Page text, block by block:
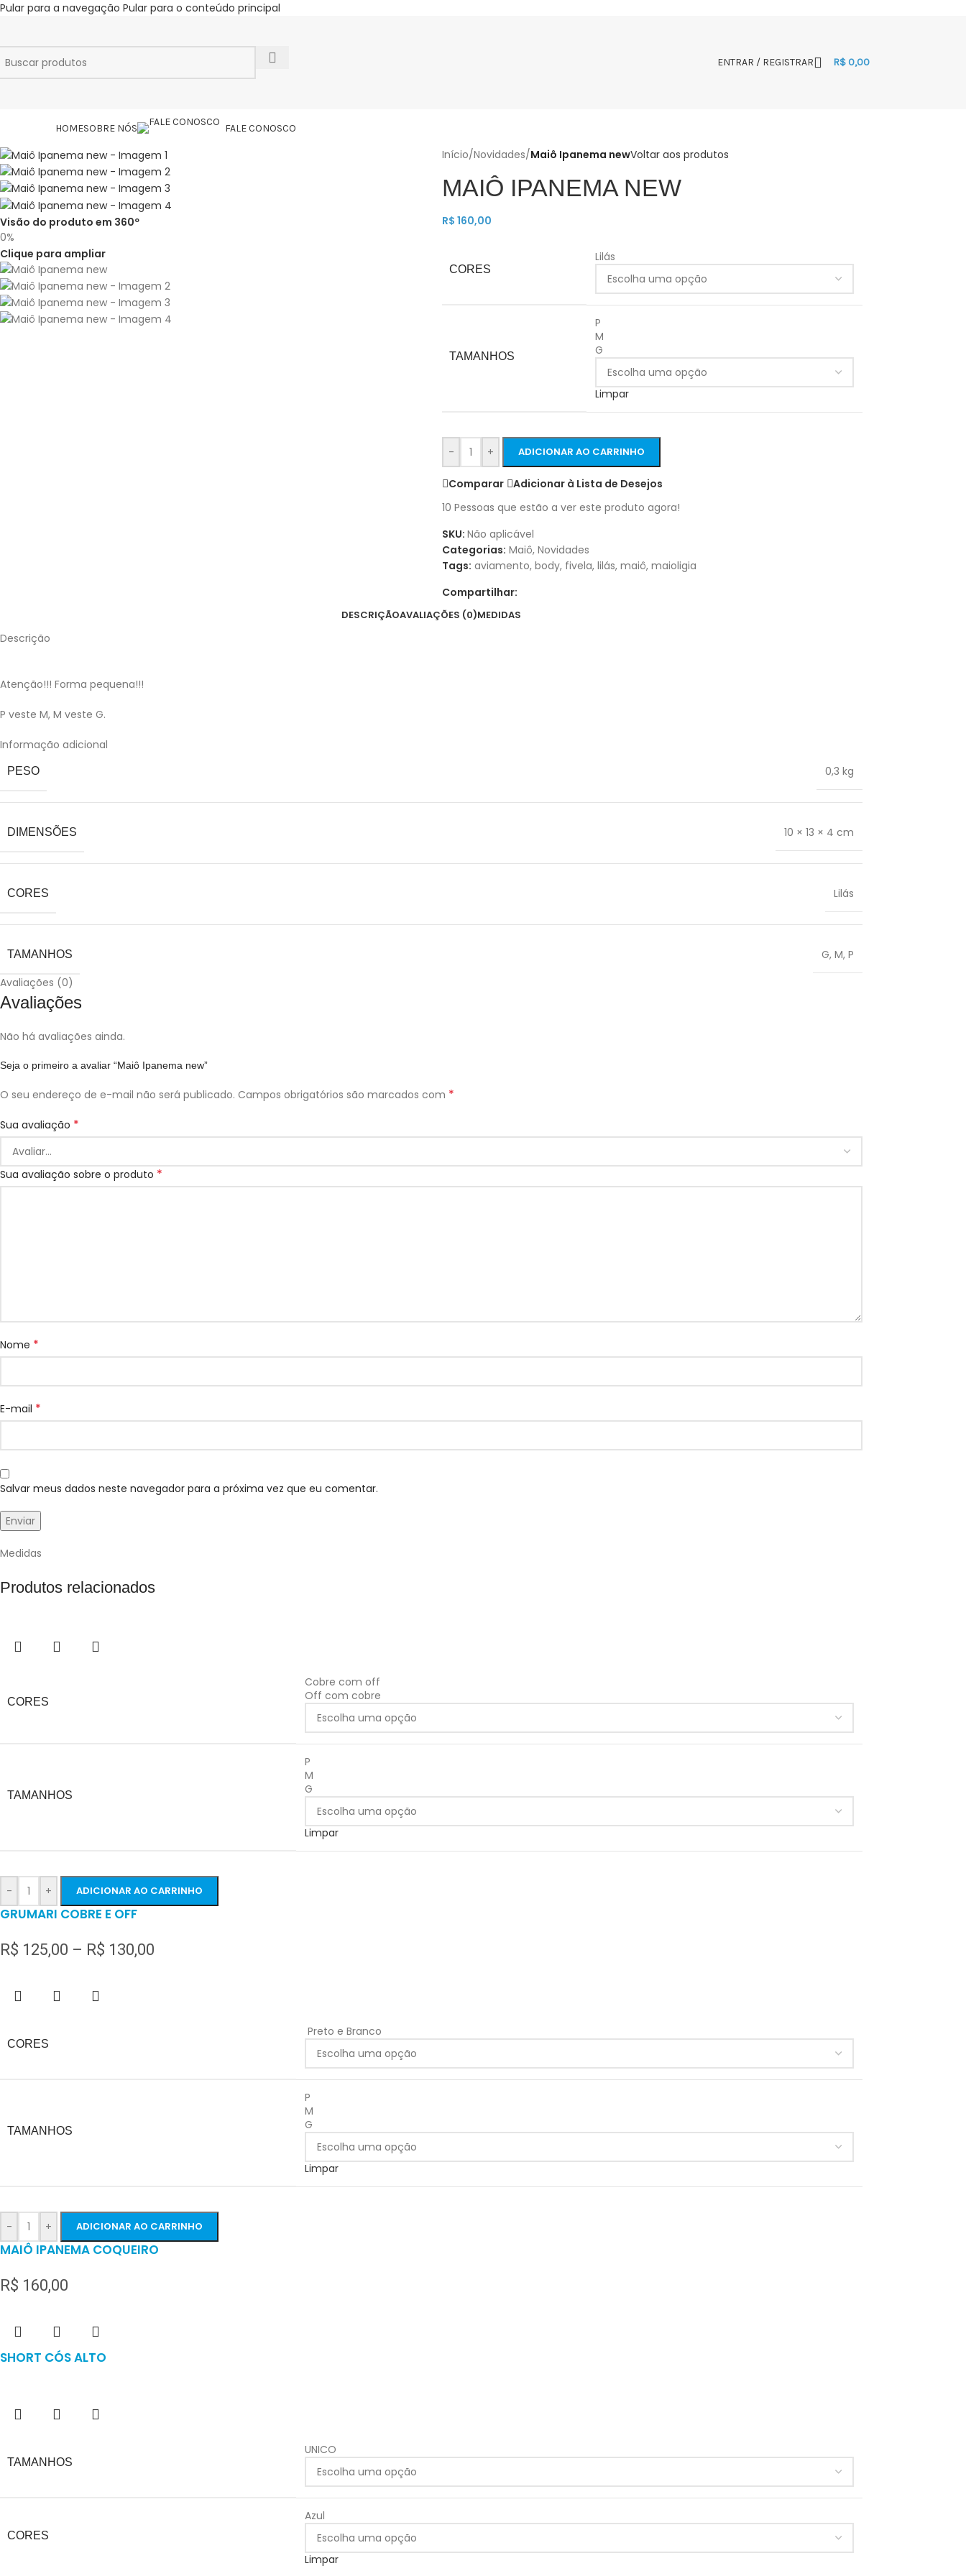
Pular para a navegação Pular para o conteúdo principal
ENTRAR / REGISTRAR R$ 0,00
HOMESOBRE NÓS FALE CONOSCO
Visão do produto em 360º
0%
Clique para ampliar
Início/Novidades/Maiô Ipanema newVoltar aos produtos
MAIÔ IPANEMA NEW
R$ 160,00
CORES
Lilás
TAMANHOS
P
M
G
Limpar
- + ADICIONAR AO CARRINHO
Comparar
Adicionar à Lista de Desejos
10 Pessoas que estão a ver este produto agora!
SKU: Não aplicável
Categorias: Maiô, Novidades
Tags: aviamento, body, fivela, lilás, maiô, maioligia
Compartilhar:
DESCRIÇÃOAVALIAÇÕES (0)MEDIDAS
Descrição
Atenção!!! Forma pequena!!!
P veste M, M veste G.
Informação adicional
PESO 0,3 kg
DIMENSÕES 10 × 13 × 4 cm
CORES Lilás
TAMANHOS G, M, P
Avaliações (0)
Avaliações
Não há avaliações ainda.
Seja o primeiro a avaliar “Maiô Ipanema new”
O seu endereço de e-mail não será publicado. Campos obrigatórios são marcados com *
Sua avaliação *
Sua avaliação sobre o produto *
Nome *
E-mail *
Salvar meus dados neste navegador para a próxima vez que eu comentar.
Medidas
Produtos relacionados
CORES
Cobre com off
Off com cobre
TAMANHOS
P
M
G
Limpar
- + ADICIONAR AO CARRINHO
GRUMARI COBRE E OFF
R$ 125,00 – R$ 130,00
CORES
Preto e Branco
TAMANHOS
P
M
G
Limpar
- + ADICIONAR AO CARRINHO
MAIÔ IPANEMA COQUEIRO
R$ 160,00
SHORT CÓS ALTO
TAMANHOS
UNICO
CORES
Azul
Limpar